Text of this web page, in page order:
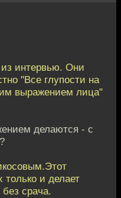
интервью. Они
"Все глупости на
выражением лица"
делаются - с
и делает
срача.